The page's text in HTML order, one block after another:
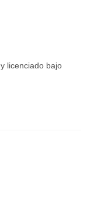
y licenciado bajo